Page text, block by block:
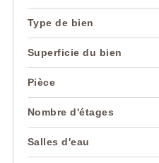
Type de bien
Superficie du bien
Pièce
Nombre d'étages
Salles d'eau